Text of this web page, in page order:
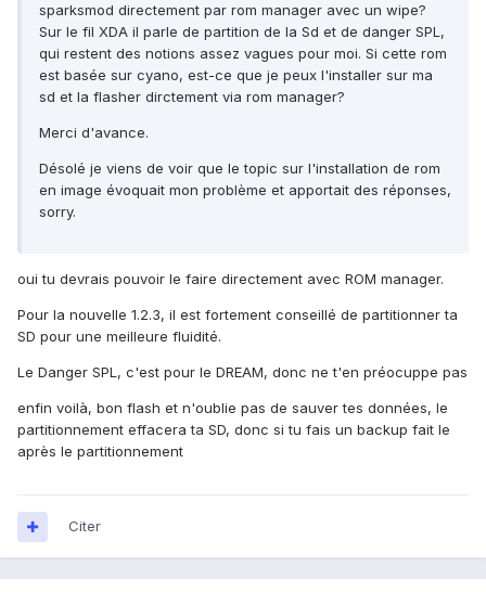
sparksmod directement par rom manager avec un wipe?
Sur le fil XDA il parle de partition de la Sd et de danger SPL,
qui restent des notions assez vagues pour moi. Si cette rom
est basée sur cyano, est-ce que je peux l'installer sur ma
sd et la flasher dirctement via rom manager?
Merci d'avance.
Désolé je viens de voir que le topic sur l'installation de rom
en image évoquait mon problème et apportait des réponses,
sorry.
oui tu devrais pouvoir le faire directement avec ROM manager.
Pour la nouvelle 1.2.3, il est fortement conseillé de partitionner ta
SD pour une meilleure fluidité.
Le Danger SPL, c'est pour le DREAM, donc ne t'en préocuppe pas
enfin voilà, bon flash et n'oublie pas de sauver tes données, le
partitionnement effacera ta SD, donc si tu fais un backup fait le
après le partitionnement
Citer